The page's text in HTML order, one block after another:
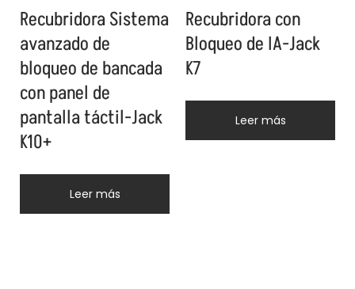
Recubridora Sistema
avanzado de
bloqueo de bancada
con panel de
pantalla táctil-Jack
K10+
Leer más
Recubridora con
Bloqueo de IA-Jack
K7
Leer más